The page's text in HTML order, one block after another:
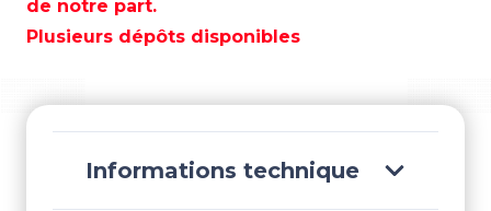
VOLVO
V6
de notre part.
Plusieurs dépôts disponibles
Informations technique